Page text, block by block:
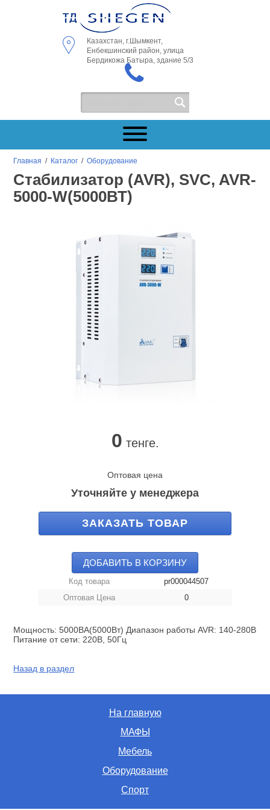
Казахстан, г.Шымкент,
Енбекшинский район, улица
Бердикожа Батыра, здание 5/3
Главная / Каталог /Оборудование
Стабилизатор (AVR), SVC, AVR-
5000-W(5000ВТ)
0 тенге.
Оптовая цена
Уточняйте у менеджера
ЗАКАЗАТЬ ТОВАР
ДОБАВИТЬ В КОРЗИНУ
Код товара
pr000044507
Оптовая Цена
0
Мощность: 5000ВА(5000Вт) Диапазон работы AVR: 140-280В
Питание от сети: 220В, 50Гц
Назад в раздел
На главную
МАФЫ
Мебель
Оборудование
Спорт